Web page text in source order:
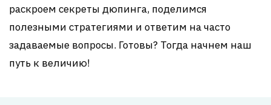
раскроем секреты дюпинга, поделимся
полезными стратегиями и ответим на часто
задаваемые вопросы. Готовы? Тогда начнем наш
путь к величию!